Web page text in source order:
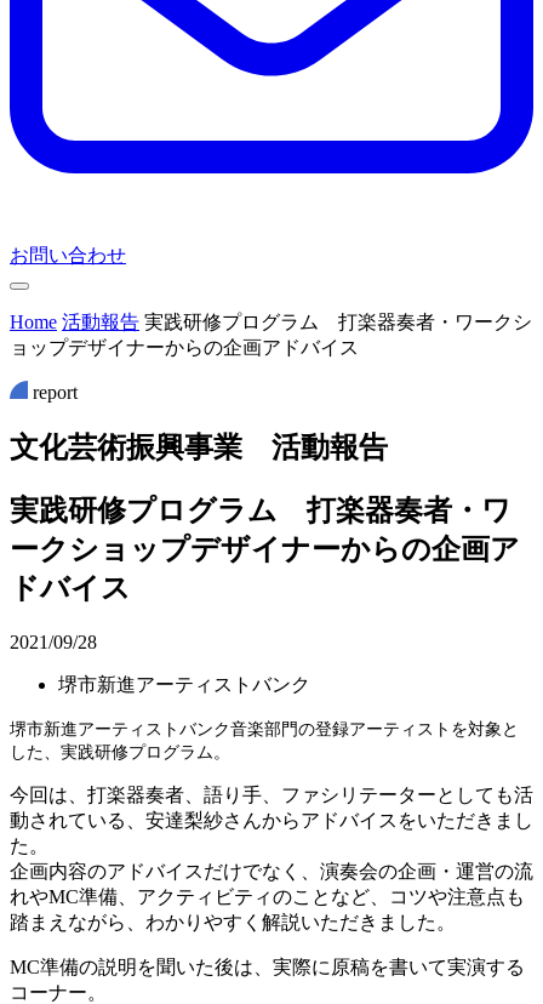
お問い合わせ
Home 活動報告 実践研修プログラム 打楽器奏者・ワークシ
ョップデザイナーからの企画アドバイス
report
文化芸術振興事業 活動報告
実践研修プログラム 打楽器奏者・ワ
ークショップデザイナーからの企画ア
ドバイス
2021/09/28
堺市新進アーティストバンク
堺市新進アーティストバンク音楽部門の登録アーティストを対象と
した、実践研修プログラム。
今回は、打楽器奏者、語り手、ファシリテーターとしても活
動されている、安達梨紗さんからアドバイスをいただきまし
た。
企画内容のアドバイスだけでなく、演奏会の企画・運営の流
れやMC準備、アクティビティのことなど、コツや注意点も
踏まえながら、わかりやすく解説いただきました。
MC準備の説明を聞いた後は、実際に原稿を書いて実演する
コーナー。